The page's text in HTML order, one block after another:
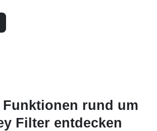
Funktionen rund um
Filter entdecken